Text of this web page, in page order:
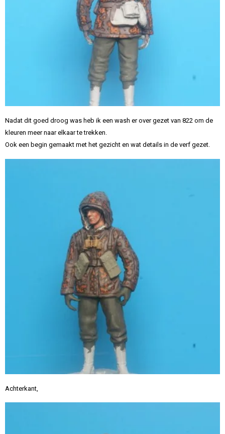
Nadat dit goed droog was heb ik een wash er over gezet van 822 om de
kleuren meer naar elkaar te trekken.
Ook een begin gemaakt met het gezicht en wat details in de verf gezet.
Achterkant,